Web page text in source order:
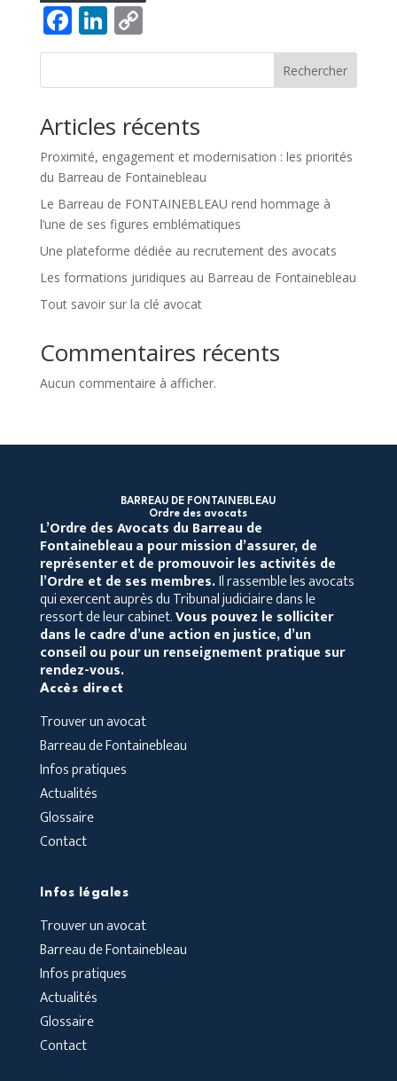
Facebook
LinkedIn
Copy
Link
Rechercher
Articles récents
Proximité, engagement et modernisation : les priorités
du Barreau de Fontainebleau
Le Barreau de FONTAINEBLEAU rend hommage à
l’une de ses figures emblématiques
Une plateforme dédiée au recrutement des avocats
Les formations juridiques au Barreau de Fontainebleau
Tout savoir sur la clé avocat
Commentaires récents
Aucun commentaire à afficher.
BARREAU DE FONTAINEBLEAU
Ordre des avocats
L’Ordre des Avocats du Barreau de
Fontainebleaua pour mission d’assurer, de
représenter et de promouvoir les activités de
l’Ordre et de ses membres.Il rassemble les avocats
qui exercent auprès du Tribunal judiciaire dans le
ressort de leur cabinet.Vous pouvez le solliciter
dans le cadre d’une action en justice, d’un
conseil ou pour un renseignement pratique sur
rendez-vous.
Accès direct
Trouver un avocat
Barreau de Fontainebleau
Infos pratiques
Actualités
Glossaire
Contact
Infos légales
Trouver un avocat
Barreau de Fontainebleau
Infos pratiques
Actualités
Glossaire
Contact